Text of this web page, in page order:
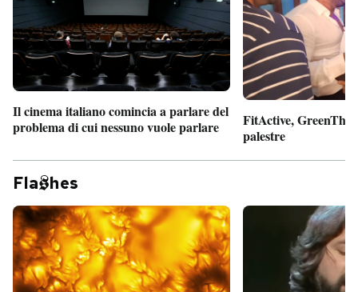
Il cinema italiano comincia a parlare del
problema di cui nessuno vuole parlare
FitActive,
palestre
Fla hes